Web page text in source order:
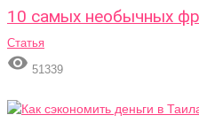
10 самых необычных
Статья
 51339